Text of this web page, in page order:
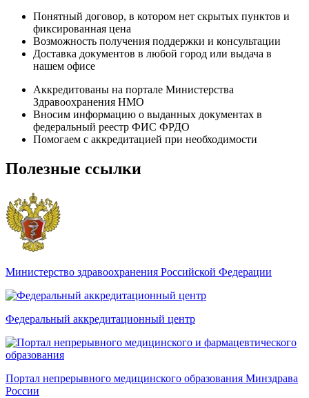
Понятный договор, в котором нет скрытых пунктов и
фиксированная цена
Возможность получения поддержки и консультации
Доставка документов в любой город или выдача в
нашем офисе
Аккредитованы на портале Министерства
Здравоохранения НМО
Вносим информацию о выданных документах в
федеральный реестр ФИС ФРДО
Помогаем с аккредитацией при необходимости
Полезные ссылки
Министерство здравоохранения Российской Федерации
Федеральный аккредитационный центр
Портал непрерывного медицинского образования Минздрава
России